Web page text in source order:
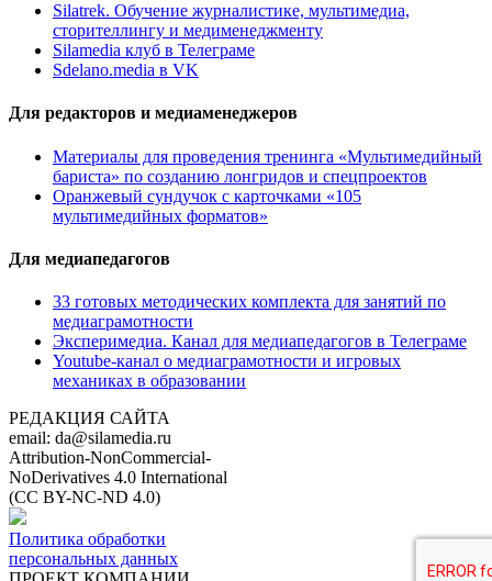
Silatrek. Обучение журналистике, мультимедиа,
сторителлингу и медименеджменту
Silamedia клуб в Телеграме
Sdelano.media в VK
Для редакторов и медиаменеджеров
Материалы для проведения тренинга «Мультимедийный
бариста» по созданию лонгридов и спецпроектов
Оранжевый сундучок с карточками «105
мультимедийных форматов»
Для медиапедагогов
33 готовых методических комплекта для занятий по
медиаграмотности
Эксперимедиа. Канал для медиапедагогов в Телеграме
Youtube-канал о медиаграмотности и игровых
механиках в образовании
РЕДАКЦИЯ САЙТА
email: da@silamedia.ru
Attribution-NonCommercial-
NoDerivatives 4.0 International
(CC BY-NC-ND 4.0)
Политика обработки
персональных данных